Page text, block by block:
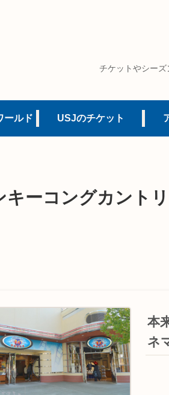
チケットやシー
ールド USJのチケット
キーコングカント
本
ネ